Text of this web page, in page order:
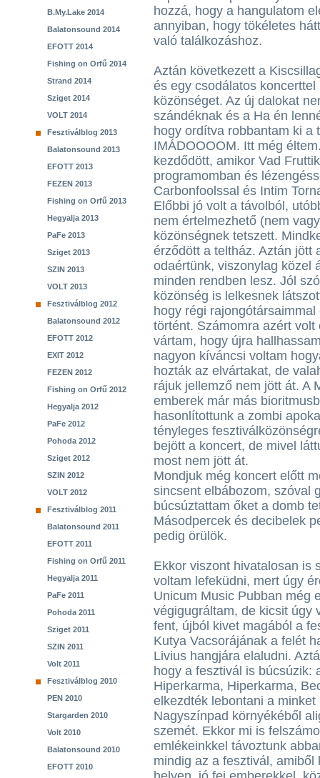
B.My.Lake 2014
Balatonsound 2014
EFOTT 2014
Fishing on Orfű 2014
Strand 2014
Sziget 2014
VOLT 2014
Fesztiválblog 2013
Balatonsound 2013
EFOTT 2013
FEZEN 2013
Fishing on Orfű 2013
Hegyalja 2013
PaFe 2013
Sziget 2013
SZIN 2013
VOLT 2013
Fesztiválblog 2012
Balatonsound 2012
EFOTT 2012
EXIT 2012
FEZEN 2012
Fishing on Orfű 2012
Hegyalja 2012
PaFe 2012
Pohoda 2012
Sziget 2012
SZIN 2012
VOLT 2012
Fesztiválblog 2011
Balatonsound 2011
EFOTT 2011
Fishing on Orfű 2011
Hegyalja 2011
PaFe 2011
Pohoda 2011
Sziget 2011
SZIN 2011
Volt 2011
Fesztiválblog 2010
PEN 2010
Stargarden 2010
Volt 2010
Balatonsound 2010
EFOTT 2010
hozzá, hogy a hangulatom
annyiban, hogy tökéletes
való találkozáshoz.
Aztán következett a
és egy csodálatos
közönséget. Az új dalokat
szándéknak és a Ha én
hogy ordítva robbantam ki a
IMÁDOOOOM. Itt még
kezdődött, amikor Vad
programomban és
Carbonfoolssal és Intim
Előbbi jó volt a távolból,
nem értelmezhető (nem
közönségnek tetszett.
érződött a teltház. Aztán jött
odaértünk, viszonylag közel
minden rendben lesz. Jól
közönség is lelkesnek
hogy régi
történt. Számomra azért
vártam, hogy újra
nagyon kíváncsi voltam
hozták az elvártakat, de
rájuk jellemző nem jött át. A
emberek már más
hasonlítottunk a zombi
tényleges
bejött a koncert, de mivel
most nem jött át.
Mondjuk még koncert előtt
sincsent elbábozom, szóval
búcsúztattam őket a domb
Másodpercek és decibelek
pedig örülök.
Ekkor viszont hivatalosan is
voltam lefeküdni, mert úgy
Unicum Music Pubban még
végigugráltam, de kicsit úgy
fent, újból kivet magából a
Kutya Vacsorájának a felét
Livius hangjára elaludni.
hogy a fesztivál is búcsúzik:
Hiperkarma, Hiperkarma,
elkezdték lebontani a
Nagyszínpad környékéből
szemét. Ekkor mi is
emlékeinkkel távoztunk
mindig az a fesztivál,